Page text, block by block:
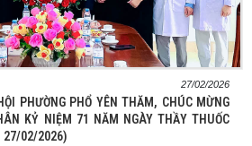
27/02/2026
PHƯỜNG PHỔ YÊN THĂM, CHÚC MỪNG
KỶ NIỆM 71 NĂM NGÀY THẦY THUỐC
27/02/2026)